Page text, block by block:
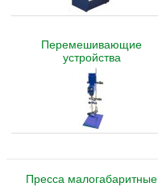
Перемешивающие
устройства
Пресса малогабаритные